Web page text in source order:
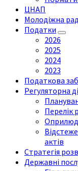
ЦНАП
Молодіжна
Податки
2026
2025
2024
2023
Податкова
Регуляторна
Перелік
актів
Стратегія
Державні